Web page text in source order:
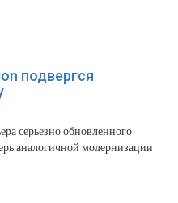
подвергся
серьезно обновленного
аналогичной модернизации